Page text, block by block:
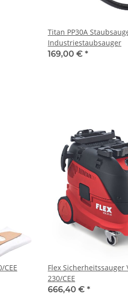
Titan PP30A
Industriestaubsauger
169,00 € *
CEE
Flex Sicherheitssauger
230/CEE
666,40 € *